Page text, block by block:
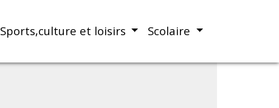
Sports,culture et loisirs Scolaire